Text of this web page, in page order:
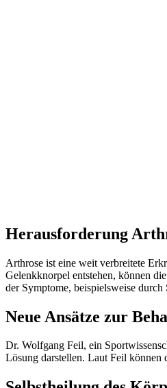
Herausforderung
Arthrose ist eine weit verbreitete
Gelenkknorpel entstehen, können
der Symptome, beispielsweise
Neue Ansätze zur
Dr. Wolfgang Feil, ein
Lösung darstellen. Laut Feil können